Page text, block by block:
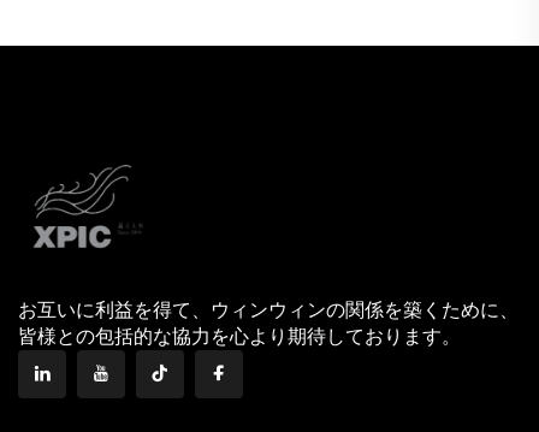
お互いに利益を得て、ウィンウィンの関係を築くために、
皆様との包括的な協力を心より期待しております。